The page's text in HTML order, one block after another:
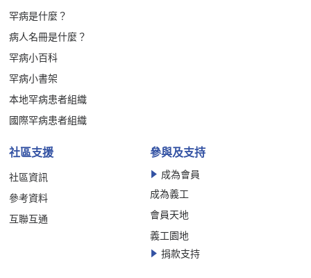
罕病是什麼？
病人名冊是什麼？
罕病小百科
罕病小書架
本地罕病患者組織
國際罕病患者組織
社區支援
社區資訊
參考資料
互聯互通
參與及支持
成為會員
成為義工
會員天地
義工園地
捐款支持